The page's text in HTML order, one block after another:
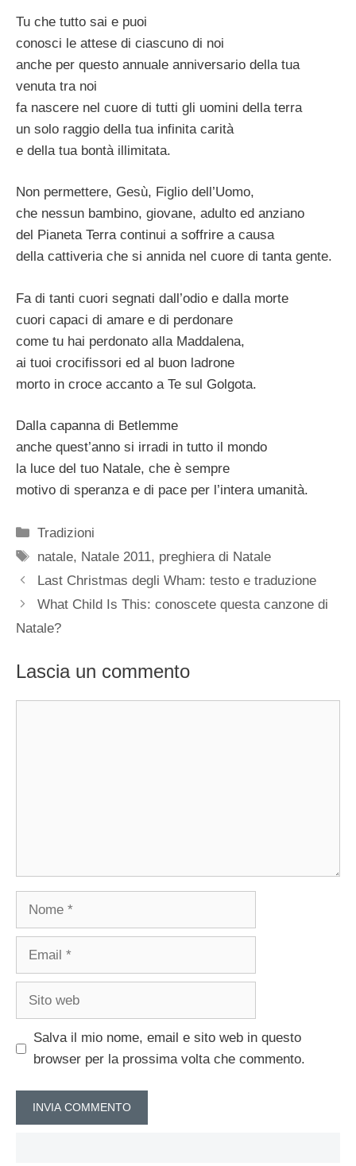
Tu che tutto sai e puoi
conosci le attese di ciascuno di noi
anche per questo annuale anniversario della tua
venuta tra noi
fa nascere nel cuore di tutti gli uomini della terra
un solo raggio della tua infinita carità
e della tua bontà illimitata.
Non permettere, Gesù, Figlio dell’Uomo,
che nessun bambino, giovane, adulto ed anziano
del Pianeta Terra continui a soffrire a causa
della cattiveria che si annida nel cuore di tanta gente.
Fa di tanti cuori segnati dall’odio e dalla morte
cuori capaci di amare e di perdonare
come tu hai perdonato alla Maddalena,
ai tuoi crocifissori ed al buon ladrone
morto in croce accanto a Te sul Golgota.
Dalla capanna di Betlemme
anche quest’anno si irradi in tutto il mondo
la luce del tuo Natale, che è sempre
motivo di speranza e di pace per l’intera umanità.
Categorie
Tradizioni
Tag
natale, Natale 2011, preghiera di Natale
Last Christmas degli Wham: testo e traduzione
What Child Is This: conoscete questa canzone di
Natale?
Lascia un commento
Nome
Email
Sito
Salva il mio nome, email e sito web in questo
browser per la prossima volta che commento.